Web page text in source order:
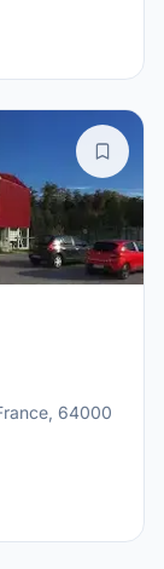
64000